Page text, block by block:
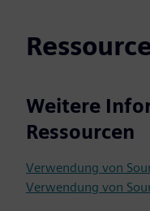
Weitere
Ressourcen
Verwendung von
Verwendung von